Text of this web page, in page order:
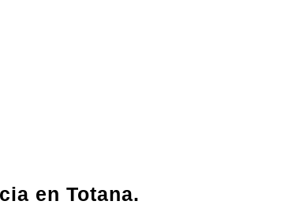
en Totana.